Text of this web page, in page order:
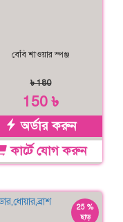
বেবি শাওয়ার স্পঞ্জ
৳ 180
150 ৳
অর্ডার করুন
কার্টে যোগ করুন
25 %
ছাড়